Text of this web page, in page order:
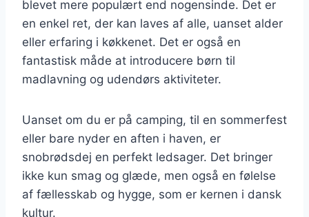
blevet mere populært end nogensinde. Det er
en enkel ret, der kan laves af alle, uanset alder
eller erfaring i køkkenet. Det er også en
fantastisk måde at introducere børn til
madlavning og udendørs aktiviteter.
Uanset om du er på camping, til en sommerfest
eller bare nyder en aften i haven, er
snobrødsdej en perfekt ledsager. Det bringer
ikke kun smag og glæde, men også en følelse
af fællesskab og hygge, som er kernen i dansk
kultur.